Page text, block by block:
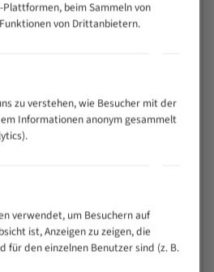
gegen Zahnbruch auch bei
(Materialmischung,
Federstahl
beim Sammeln von
von Drittanbietern.
zu verstehen, wie Besucher mit der
Informationen anonym gesammelt
verwendet, um Besuchern auf
ist, Anzeigen zu zeigen, die
für den einzelnen Benutzer sind (z. B.